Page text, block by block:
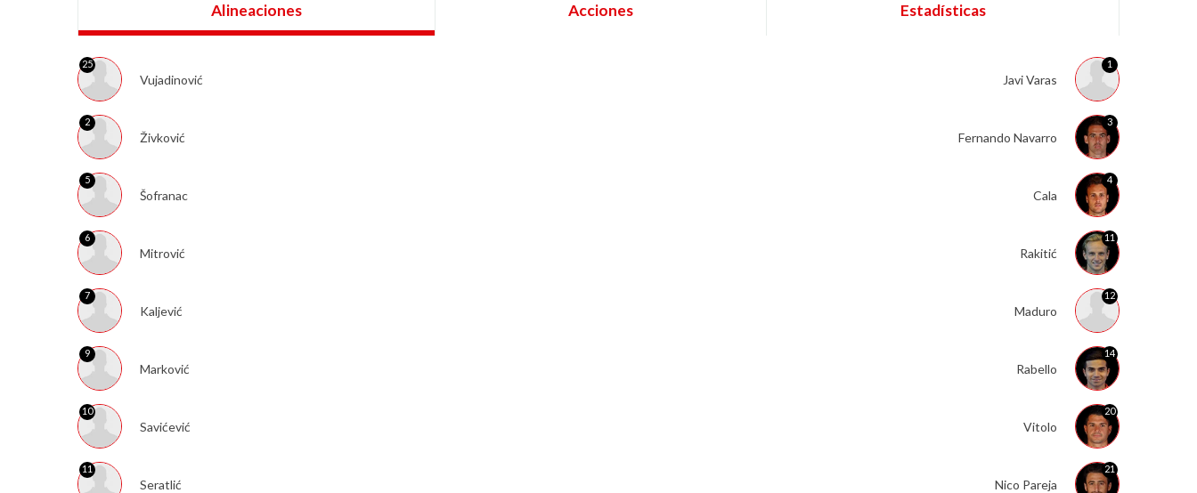
Alineaciones Acciones Estadísticas
25
Vujadinović
2
Živković
5
Šofranac
6
Mitrović
7
Kaljević
9
Marković
10
Savićević
11
Seratlić
1
Javi Varas
3
Fernando Navarro
4
Cala
11
Rakitić
12
Maduro
14
Rabello
20
Vitolo
21
Nico Pareja